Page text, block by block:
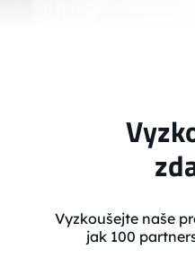
Vyzkoušejte naše
jak 100